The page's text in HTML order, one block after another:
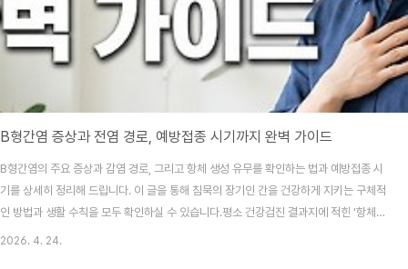
B형간염 증상과 전염 경로, 예방접종 시기까지 완벽 가이드
B형간염의 주요 증상과 감염 경로, 그리고 항체 생성 유무를 확인하는 법과 예방접종 시
기를 상세히 정리해 드립니다. 이 글을 통해 침묵의 장기인 간을 건강하게 지키는 구체적
인 방법과 생활 수칙을 모두 확인하실 수 있습니다.평소 건강검진 결과지에 적힌 '항체
없음'이라는 문구를 보고도 "나중에 맞지 뭐" 하며 대수롭지 않게 넘기진 않으셨나요?
2026. 4. 24.